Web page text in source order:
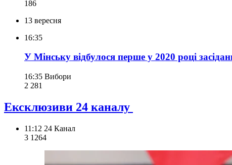
186
13 вересня
16:35
У Мінську відбулося перше у 2020 році
16:35 Вибори
2 281
Ексклюзиви 24 каналу
11:12 24 Канал
3 1264